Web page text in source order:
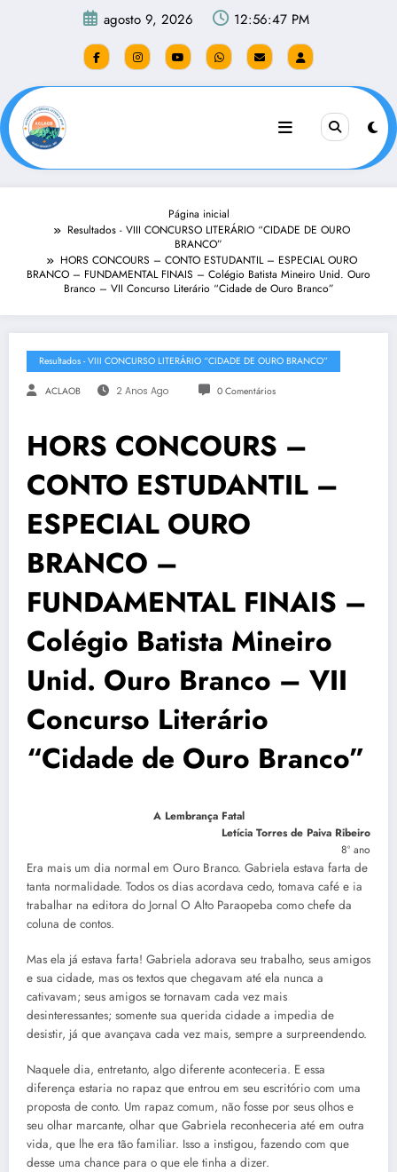
agosto 9, 2026 12:56:47 PM
Página inicial
Resultados - VIII CONCURSO LITERÁRIO “CIDADE DE OURO
BRANCO”
HORS CONCOURS – CONTO ESTUDANTIL – ESPECIAL OURO
BRANCO – FUNDAMENTAL FINAIS – Colégio Batista Mineiro Unid. Ouro
Branco – VII Concurso Literário “Cidade de Ouro Branco”
Resultados - VIII CONCURSO LITERÁRIO “CIDADE DE OURO BRANCO”
ACLAOB 2 Anos Ago 0 Comentários
HORS CONCOURS –
CONTO ESTUDANTIL –
ESPECIAL OURO
BRANCO –
FUNDAMENTAL FINAIS –
Colégio Batista Mineiro
Unid. Ouro Branco – VII
Concurso Literário
“Cidade de Ouro Branco”
A Lembrança Fatal
Letícia Torres de Paiva Ribeiro
8º ano
Era mais um dia normal em Ouro Branco. Gabriela estava farta de
tanta normalidade. Todos os dias acordava cedo, tomava café e ia
trabalhar na editora do Jornal O Alto Paraopeba como chefe da
coluna de contos.
Mas ela já estava farta! Gabriela adorava seu trabalho, seus amigos
e sua cidade, mas os textos que chegavam até ela nunca a
cativavam; seus amigos se tornavam cada vez mais
desinteressantes; somente sua querida cidade a impedia de
desistir, já que avançava cada vez mais, sempre a surpreendendo.
Naquele dia, entretanto, algo diferente aconteceria. E essa
diferença estaria no rapaz que entrou em seu escritório com uma
proposta de conto. Um rapaz comum, não fosse por seus olhos e
seu olhar marcante, olhar que Gabriela reconheceria até em outra
vida, que lhe era tão familiar. Isso a instigou, fazendo com que
desse uma chance para o que ele tinha a dizer.